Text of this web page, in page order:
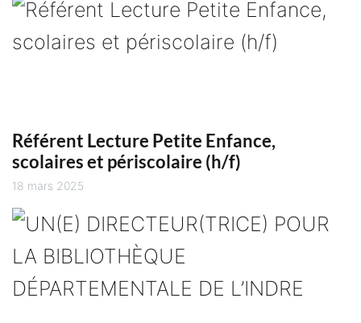
Référent Lecture Petite Enfance,
scolaires et périscolaire (h/f)
18 mars 2025